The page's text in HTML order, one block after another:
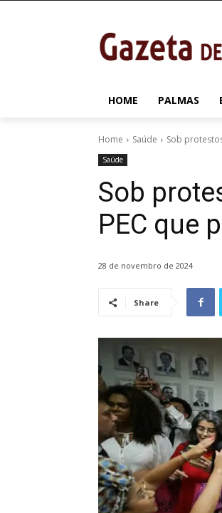
HOME PALMAS
Home Saúde Sob
Saúde
Sob
PEC que
28 de novembro de 2024
Share